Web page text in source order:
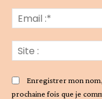
Enregistrer mon
prochaine fois que je